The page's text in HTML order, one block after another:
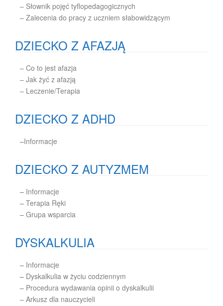
– Słownik pojęć tyflopedagogicznych
– Zalecenia do pracy z uczniem słabowidzącym
DZIECKO Z AFAZJĄ
– Co to jest afazja
– Jak żyć z afazją
– Leczenie/Terapia
DZIECKO Z ADHD
–Informacje
DZIECKO Z AUTYZMEM
– Informacje
– Terapia Ręki
– Grupa wsparcia
DYSKALKULIA
– Informacje
– Dyskalkulia w życiu codziennym
– Procedura wydawania opinii o dyskalkulii
– Arkusz dla nauczycieli